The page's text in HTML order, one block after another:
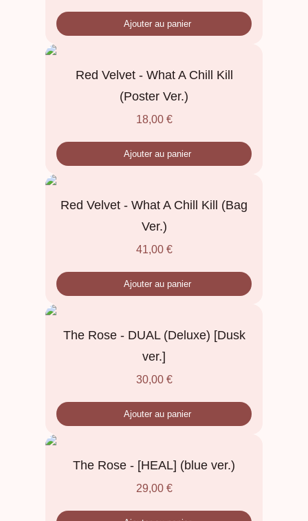
Ajouter au panier
Red Velvet - What A Chill Kill
(Poster Ver.)
18,00 €
Ajouter au panier
Red Velvet - What A Chill Kill (Bag
Ver.)
41,00 €
Ajouter au panier
The Rose - DUAL (Deluxe) [Dusk
ver.]
30,00 €
Ajouter au panier
The Rose - [HEAL] (blue ver.)
29,00 €